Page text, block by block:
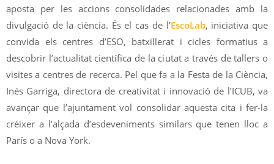
aposta per les accions consolidades relacionades amb la
divulgació de la ciència. És el cas de l’EscoLab, iniciativa que
convida els centres d’ESO, batxillerat i cicles formatius a
descobrir l’actualitat científica de la ciutat a través de tallers o
visites a centres de recerca. Pel que fa a la Festa de la Ciència,
Inés Garriga, directora de creativitat i innovació de l’ICUB, va
avançar que l’ajuntament vol consolidar aquesta cita i fer-la
créixer a l’alçada d’esdeveniments similars que tenen lloc a
París o a Nova York.